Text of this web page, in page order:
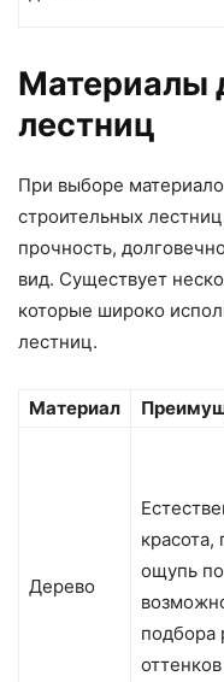
Материалы
лестниц
При выборе
строительных
прочность,
вид. Существует
которые широко
лестниц.
Материал
Дерево
красота,
ощупь
подбора